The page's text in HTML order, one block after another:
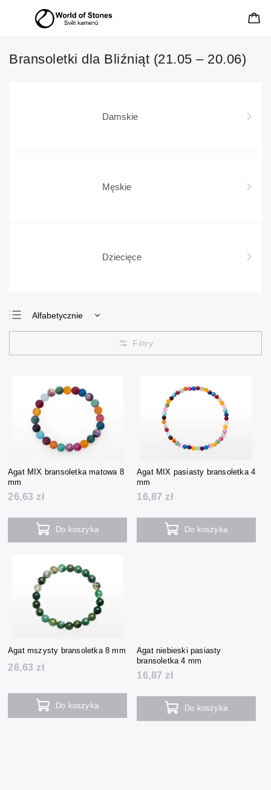
Bransoletki dla Bliźniąt (21.05 – 20.06)
Damskie
Męskie
Dziecięce
Alfabetycznie
Najtańsze
Najdroższe
Agat MIX bransoletka matowa 8
mm
26,63 zł
Do koszyka
Agat MIX pasiasty bransoletka 4
mm
16,87 zł
Do koszyka
Agat mszysty bransoletka 8 mm
26,63 zł
Do koszyka
Agat niebieski pasiasty
bransoletka 4 mm
16,87 zł
Do koszyka